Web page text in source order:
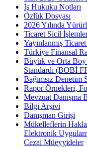
İş Hukuku Notları
Özlük Dosyası
2026 Yılında
Ticaret Sicil
Yayınlanmış
Türkiye Finansal
Büyük ve Orta Boy
Standardı (BOBİ
Bağımsız Denetim
Rapor Örnekleri,
Mevzuat Danışma
Bilgi Arşivi
Danışman Girişi
Mükelleflerin
Elektronik
Cezai Müeyyideler